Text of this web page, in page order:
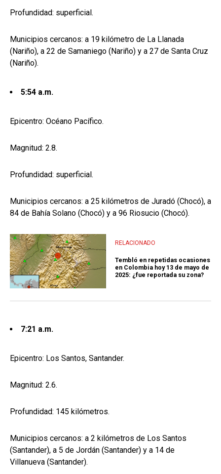
Profundidad: superficial.
Municipios cercanos: a 19 kilómetro de La Llanada
(Nariño), a 22 de Samaniego (Nariño) y a 27 de Santa Cruz
(Nariño).
5:54 a.m.
Epicentro: Océano Pacífico.
Magnitud: 2.8.
Profundidad: superficial.
Municipios cercanos: a 25 kilómetros de Juradó (Chocó), a
84 de Bahía Solano (Chocó) y a 96 Riosucio (Chocó).
RELACIONADO
Tembló en repetidas ocasiones
en Colombia hoy 13 de mayo de
2025: ¿fue reportada su zona?
7:21 a.m.
Epicentro: Los Santos, Santander.
Magnitud: 2.6.
Profundidad: 145 kilómetros.
Municipios cercanos: a 2 kilómetros de Los Santos
(Santander), a 5 de Jordán (Santander) y a 14 de
Villanueva (Santander).